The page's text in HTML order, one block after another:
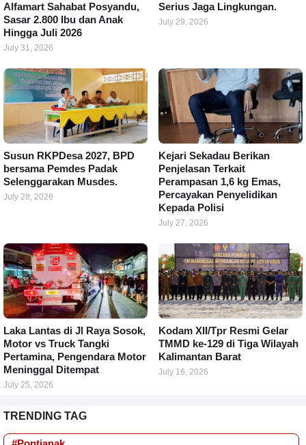
Alfamart Sahabat Posyandu,
Sasar 2.800 Ibu dan Anak
Hingga Juli 2026
July 31, 2026
Serius Jaga Lingkungan.
July 29, 2026
Susun RKPDesa 2027, BPD
bersama Pemdes Padak
Selenggarakan Musdes.
July 28, 2026
Kejari Sekadau Berikan
Penjelasan Terkait
Perampasan 1,6 kg Emas,
Percayakan Penyelidikan
Kepada Polisi
July 27, 2026
Laka Lantas di Jl Raya Sosok,
Motor vs Truck Tangki
Pertamina, Pengendara Motor
Meninggal Ditempat
July 25, 2026
Kodam XII/Tpr Resmi Gelar
TMMD ke-129 di Tiga Wilayah
Kalimantan Barat
July 16, 2026
TRENDING TAG